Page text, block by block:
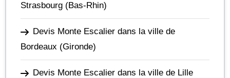
Strasbourg (Bas-Rhin)
Devis Monte Escalier dans la ville de
Bordeaux (Gironde)
Devis Monte Escalier dans la ville de Lille